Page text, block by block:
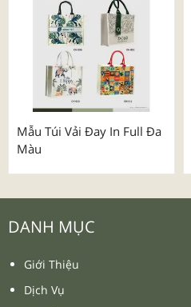
Mẫu Túi Vải Đay In Full Đa
Màu
DANH MỤC
Giới Thiệu
Dịch Vụ